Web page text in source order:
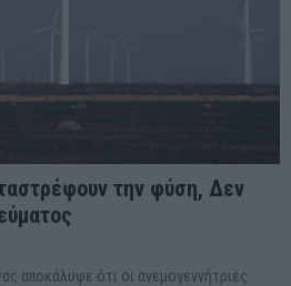
την φύση, Δεν
αποκάλυψε ότι οι ανεμογεννήτριες